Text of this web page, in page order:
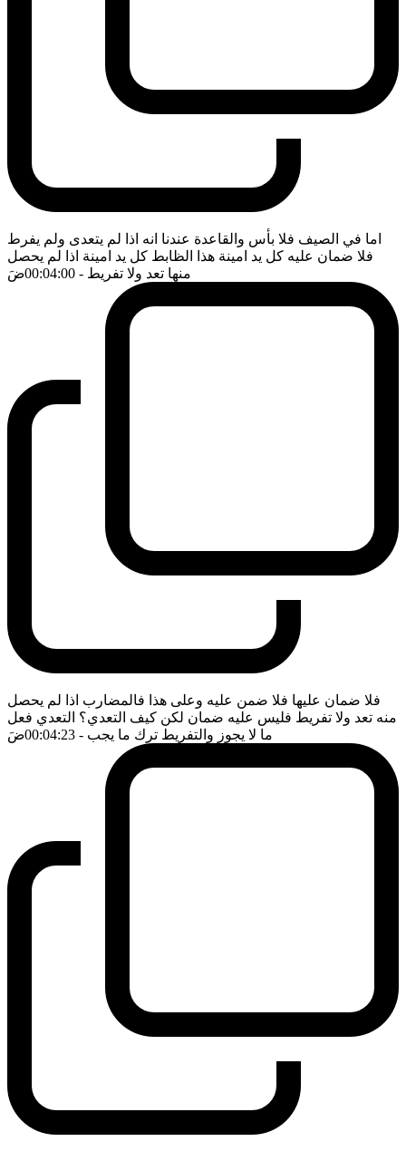
اما في الصيف فلا بأس والقاعدة عندنا انه اذا لم يتعدى ولم يفرط
فلا ضمان عليه كل يد امينة هذا الظابط كل يد امينة اذا لم يحصل
منها تعد ولا تفريط - 00:04:00 ضَ
فلا ضمان عليها فلا ضمن عليه وعلى هذا فالمضارب اذا لم يحصل
منه تعد ولا تفريط فليس عليه ضمان لكن كيف التعدي؟ التعدي فعل
ما لا يجوز والتفريط ترك ما يجب - 00:04:23 ضَ